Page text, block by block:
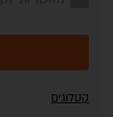
קטלוגים